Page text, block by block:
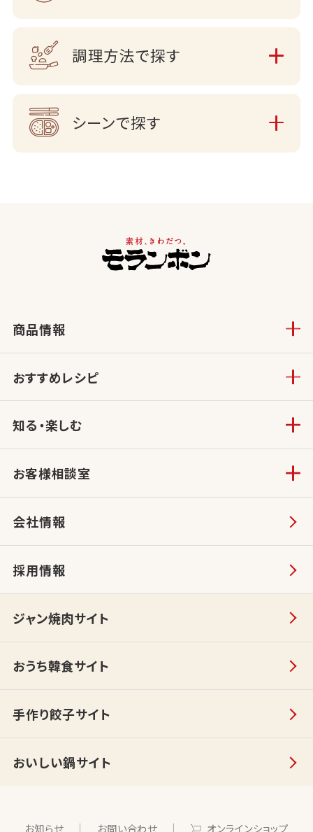
調理方法で探す
シーンで探す
商品情報
おすすめレシピ
知る・楽しむ
お客様相談室
会社情報
採用情報
ジャン焼肉サイト
おうち韓食サイト
手作り餃子サイト
おいしい鍋サイト
お知らせ お問い合わせ オンラインショップ